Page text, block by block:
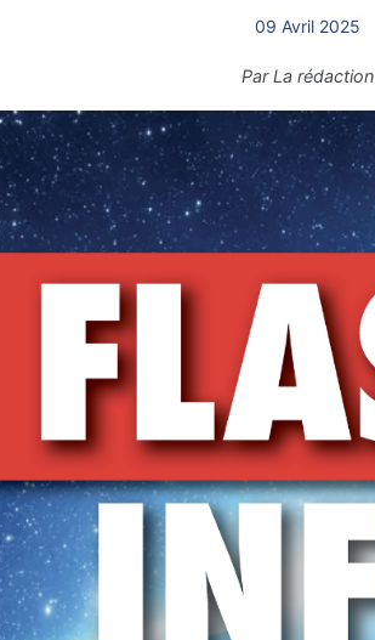
09 Avril 2025
ParLa rédaction